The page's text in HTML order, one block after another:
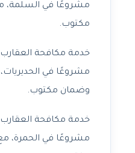
مشروعًا في السلمة،
مكتوب.
خدمة مكافحة
مشروعًا في
وضمان مكتوب.
خدمة مكافحة
مشروعًا في الحمرة،